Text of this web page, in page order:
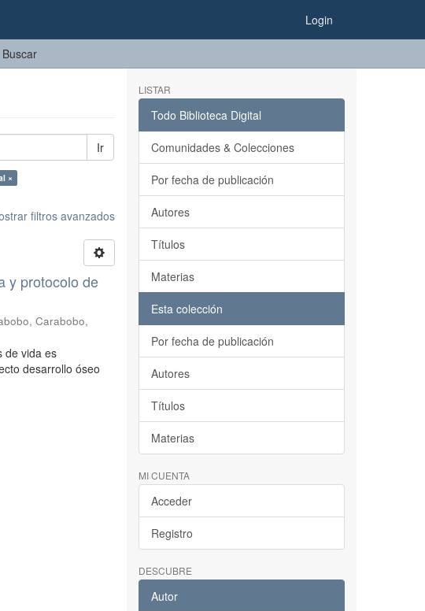
Login
Buscar
Ir
×
filtros avanzados
y protocolo de
Carabobo,
de vida es
desarrollo óseo
LISTAR
Todo Biblioteca Digital
Comunidades & Colecciones
Por fecha de publicación
Autores
Títulos
Materias
Esta colección
Por fecha de publicación
Autores
Títulos
Materias
MI CUENTA
Acceder
Registro
DESCUBRE
Autor